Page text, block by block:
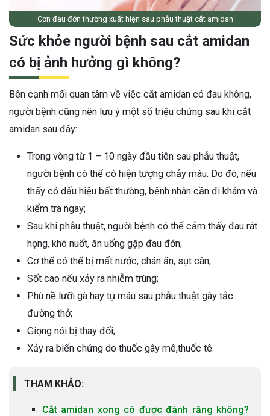
Cơn đau đớn thường xuất hiện sau phẫu thuật cắt amidan
Sức khỏe người bệnh sau cắt amidan
có bị ảnh hưởng gì không?
Bên cạnh mối quan tâm về việc cắt amidan có đau không,
người bệnh cũng nên lưu ý một số triệu chứng sau khi cắt
amidan sau đây:
Trong vòng từ 1 – 10 ngày đầu tiên sau phẫu thuật,
người bệnh có thể có hiện tượng chảy máu. Do đó, nếu
thấy có dấu hiệu bất thường, bệnh nhân cần đi khám và
kiểm tra ngay;
Sau khi phẫu thuật, người bệnh có thể cảm thấy đau rát
họng, khó nuốt, ăn uống gặp đau đớn;
Cơ thể có thể bị mất nước, chán ăn, sụt cân;
Sốt cao nếu xảy ra nhiễm trùng;
Phù nề lưỡi gà hay tụ máu sau phẫu thuật gây tắc
đường thở;
Giọng nói bị thay đổi;
Xảy ra biến chứng do thuốc gây mê,thuốc tê.
THAM KHẢO:
Cắt amidan xong có được đánh răng không?